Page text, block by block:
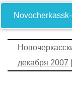
декабря 2007